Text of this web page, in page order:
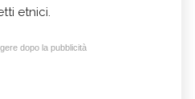
etnici.
dopo la pubblicità